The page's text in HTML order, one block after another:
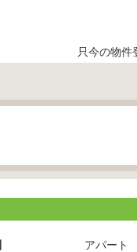
只今の物
アパート